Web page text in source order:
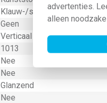
advertenties.
alleen
Klauw-/schroefbevestiging
Geen
Verticaal
1013
Nee
Nee
Glanzend
Nee